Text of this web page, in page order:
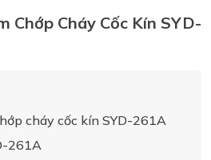
Chớp Cháy Cốc Kín SYD-
cháy cốc kín SYD-261A
261A